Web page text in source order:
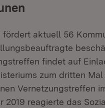
fördert aktuell 56
findet auf
zum dritten
Vernetzungstreffen
2019 reagierte das